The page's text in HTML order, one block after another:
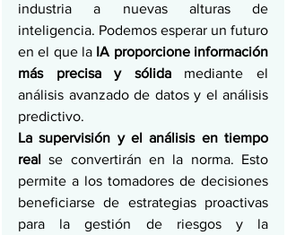
industria a nuevas alturas de
inteligencia. Podemos esperar un futuro
en el que la IA proporcione información
más precisa y sólida mediante el
análisis avanzado de datos y el análisis
predictivo.
La supervisión y el análisis en tiempo
real se convertirán en la norma. Esto
permite a los tomadores de decisiones
beneficiarse de estrategias proactivas
para la gestión de riesgos y la